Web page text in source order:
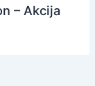
– Akcija